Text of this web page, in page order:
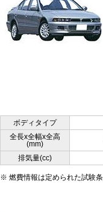
ボディタイプ
全長x全幅x全高
(mm)
排気量(cc)
※ 燃費情報は定められた試験